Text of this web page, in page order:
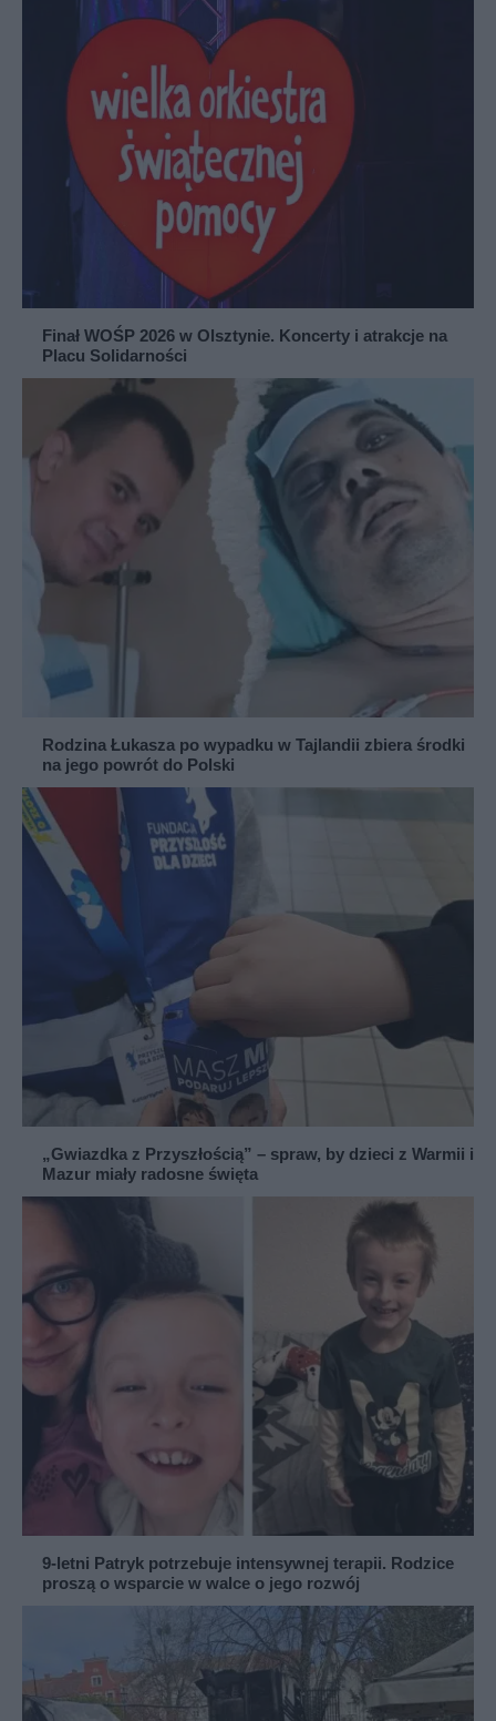
Finał WOŚP 2026 w Olsztynie. Koncerty i atrakcje na
Placu Solidarności
Rodzina Łukasza po wypadku w Tajlandii zbiera środki
na jego powrót do Polski
„Gwiazdka z Przyszłością” – spraw, by dzieci z Warmii i
Mazur miały radosne święta
9-letni Patryk potrzebuje intensywnej terapii. Rodzice
proszą o wsparcie w walce o jego rozwój